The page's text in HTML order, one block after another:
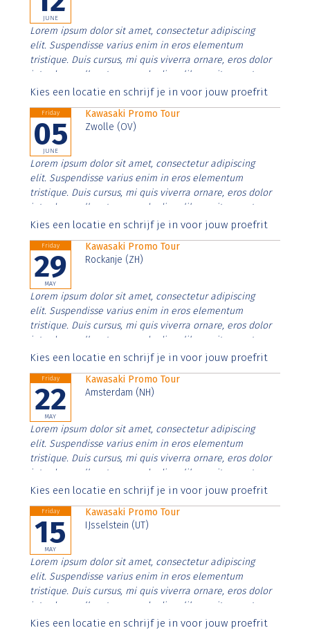
JUNE
Lorem ipsum dolor sit amet, consectetur adipiscing
elit. Suspendisse varius enim in eros elementum
tristique. Duis cursus, mi quis viverra ornare, eros dolor
interdum nulla, ut commodo diam libero vitae erat.
Aenean faucibus nibh et justo cursus id rutrum lorem
Kies een locatie en schrijf je in voor jouw proefrit
Friday
05
JUNE
Kawasaki Promo Tour
Zwolle (OV)
Lorem ipsum dolor sit amet, consectetur adipiscing
elit. Suspendisse varius enim in eros elementum
tristique. Duis cursus, mi quis viverra ornare, eros dolor
interdum nulla, ut commodo diam libero vitae erat.
Aenean faucibus nibh et justo cursus id rutrum lorem
Kies een locatie en schrijf je in voor jouw proefrit
Friday
29
MAY
Kawasaki Promo Tour
Rockanje (ZH)
Lorem ipsum dolor sit amet, consectetur adipiscing
elit. Suspendisse varius enim in eros elementum
tristique. Duis cursus, mi quis viverra ornare, eros dolor
interdum nulla, ut commodo diam libero vitae erat.
Aenean faucibus nibh et justo cursus id rutrum lorem
Kies een locatie en schrijf je in voor jouw proefrit
Friday
22
MAY
Kawasaki Promo Tour
Amsterdam (NH)
Lorem ipsum dolor sit amet, consectetur adipiscing
elit. Suspendisse varius enim in eros elementum
tristique. Duis cursus, mi quis viverra ornare, eros dolor
interdum nulla, ut commodo diam libero vitae erat.
Aenean faucibus nibh et justo cursus id rutrum lorem
Kies een locatie en schrijf je in voor jouw proefrit
Friday
15
MAY
Kawasaki Promo Tour
IJsselstein (UT)
Lorem ipsum dolor sit amet, consectetur adipiscing
elit. Suspendisse varius enim in eros elementum
tristique. Duis cursus, mi quis viverra ornare, eros dolor
interdum nulla, ut commodo diam libero vitae erat.
Aenean faucibus nibh et justo cursus id rutrum lorem
Kies een locatie en schrijf je in voor jouw proefrit